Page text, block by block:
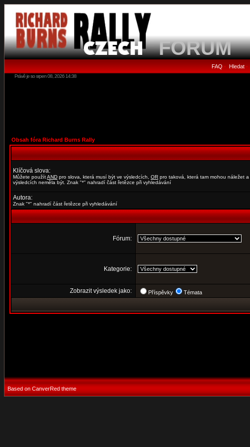
FORUM
FAQ • Hledat•
Právě je so srpen 08, 2026 14:38
Obsah fóra Richard Burns Rally
Klíčová slova:
Můžete použítAND pro slova, která musí být ve výsledcích, OR pro taková, která tam mohou náležet a
výsledcích neměla být. Znak "*" nahradí část řetězce při vyhledávání
Autora:
Znak "*" nahradí část řetězce při vyhledávání
Fórum:
Kategorie:
Zobrazit výsledek jako: Příspěvky Témata
Based on CanverRed theme